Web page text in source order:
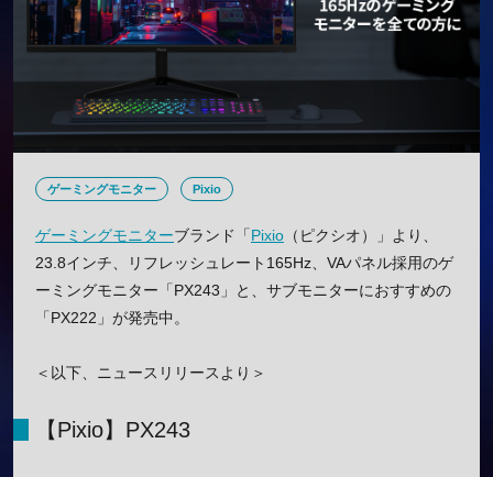
ゲーミングモニター Pixio
ゲーミングモニターブランド「Pixio （ピクシオ）」より、
23.8インチ、リフレッシュレート165Hz、VAパネル採用のゲ
ーミングモニター「PX243」と、サブモニターにおすすめの
「PX222」が発売中。
＜以下、ニュースリリースより＞
【Pixio】PX243